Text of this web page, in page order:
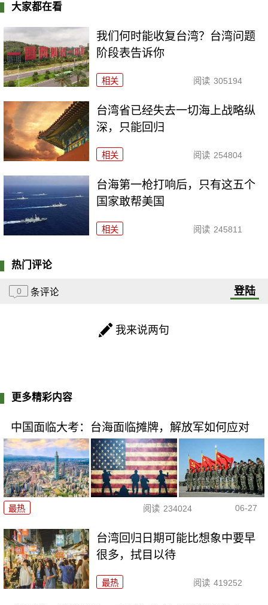
大家都在看
我们何时能收复台湾？台湾问题
阶段表告诉你
相关 阅读 305194
台湾省已经失去一切海上战略纵
深，只能回归
相关 阅读 254804
台海第一枪打响后，只有这五个
国家敢帮美国
相关 阅读 245811
热门评论
0 条评论 登陆
我来说两句
更多精彩内容
中国面临大考：台海面临摊牌，解放军如何应对
最热 阅读 234024 06-27
台湾回归日期可能比想象中要早
很多，拭目以待
最热 阅读 419252